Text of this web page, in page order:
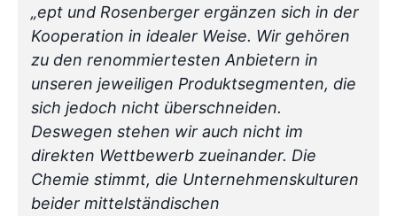
„ept und Rosenberger ergänzen sich in der
Kooperation in idealer Weise. Wir gehören
zu den renommiertesten Anbietern in
unseren jeweiligen Produktsegmenten, die
sich jedoch nicht überschneiden.
Deswegen stehen wir auch nicht im
direkten Wettbewerb zueinander. Die
Chemie stimmt, die Unternehmenskulturen
beider mittelständischen